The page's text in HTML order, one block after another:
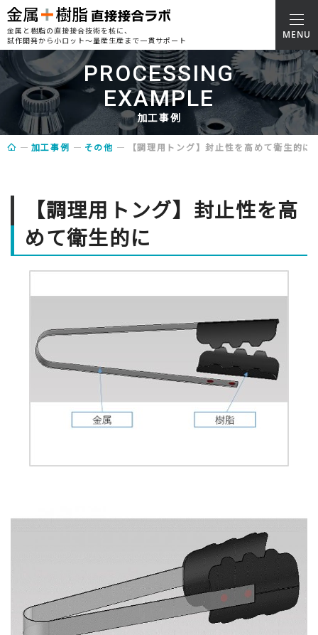
金属と樹脂の直接接合技術を核に、
試作開発から小ロット～量産生産まで一貫サポート
PROCESSING
EXAMPLE
加工事例
加工事例 その他 【調理用トング】封止性を高めて衛生的に
【調理用トング】封止性を高
めて衛生的に